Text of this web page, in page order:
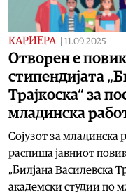
КАРИЕРА 11.09.2025
Отворен е
стипендијата
Трајкоска“ за
младинска
Сојузот за младинска
распиша јавниот
„Билјана Василевска
академски студии по